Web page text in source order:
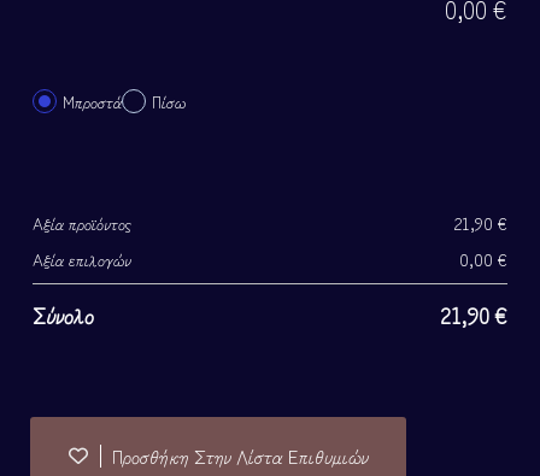
0,00 €
Μπροστά Πίσω
Αξία προϊόντος 21,90 €
Αξία επιλογών
0,00 €
Σύνολο 21,90€
Προσθήκη Στην Λίστα Επιθυμιών